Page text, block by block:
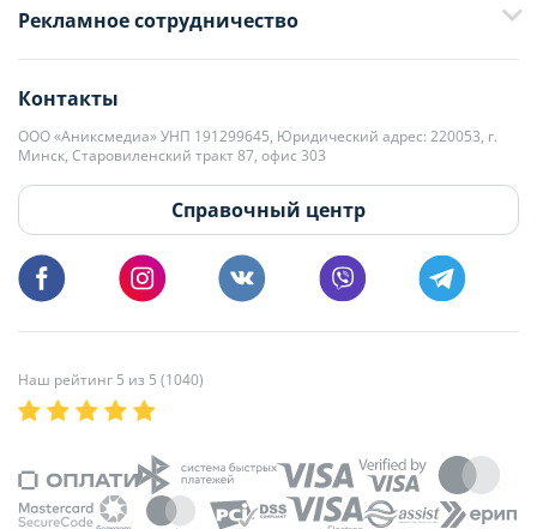
+375 33 376-13-70
editor@domovita.by
Мы принимаем звонки и отвечаем на письма в будние дни с 9:00 до
18:00.
Рекламное сотрудничество
+375 29 563-15-61 Кристина Филюта
kb@domovita.by
+375 29 179-11-28 Владислав Гладченко
vg@domovita.by
Пишите и звоните нам в будние дни с 8:00 до 20:00.
Контакты
ООО «Аниксмедиа» УНП 191299645, Юридический адрес: 220053, г.
Минск, Старовиленский тракт 87, офис 303
Справочный центр
Наш рейтинг 5 из 5 (1040)